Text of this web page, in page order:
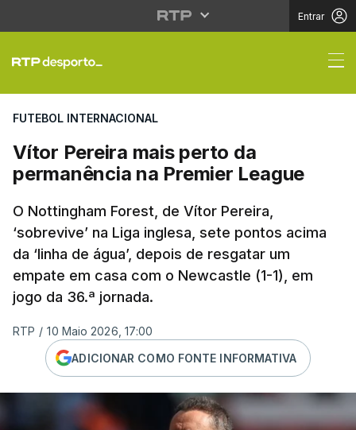
Entrar
Vítor Pereira mais
FUTEBOL INTERNACIONAL
Vítor Pereira mais perto da
permanência na Premier League
O Nottingham Forest, de Vítor Pereira,
‘sobrevive’ na Liga inglesa, sete pontos acima
da ‘linha de água’, depois de resgatar um
empate em casa com o Newcastle (1-1), em
jogo da 36.ª jornada.
RTP / 10 Maio 2026, 17:00
ADICIONAR COMO FONTE INFORMATIVA